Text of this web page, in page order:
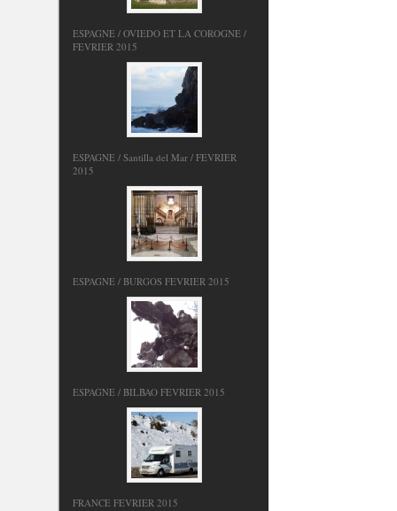
ESPAGNE / OVIEDO ET LA COROGNE /
FEVRIER 2015
ESPAGNE / Santilla del Mar / FEVRIER
2015
ESPAGNE / BURGOS FEVRIER 2015
ESPAGNE / BILBAO FEVRIER 2015
FRANCE FEVRIER 2015